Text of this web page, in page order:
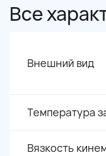
Все
Внешний вид
Температура
Вязкость